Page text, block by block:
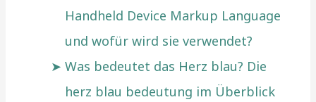
Handheld Device Markup Language
und wofür wird sie verwendet?
Was bedeutet das Herz blau? Die
herz blau bedeutung im Überblick